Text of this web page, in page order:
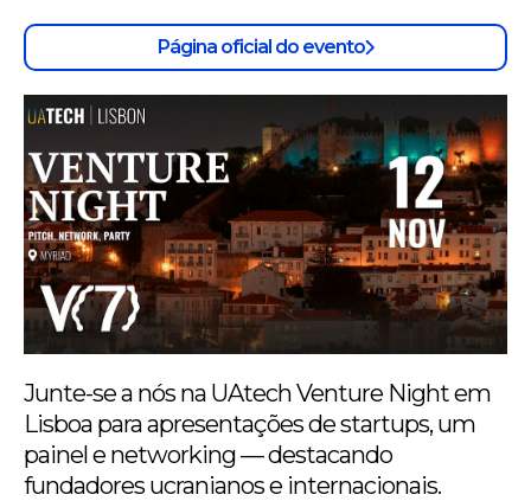
Página oficial do evento
Junte-se a nós na UAtech Venture Night em
Lisboa para apresentações de startups, um
painel e networking — destacando
fundadores ucranianos e internacionais.